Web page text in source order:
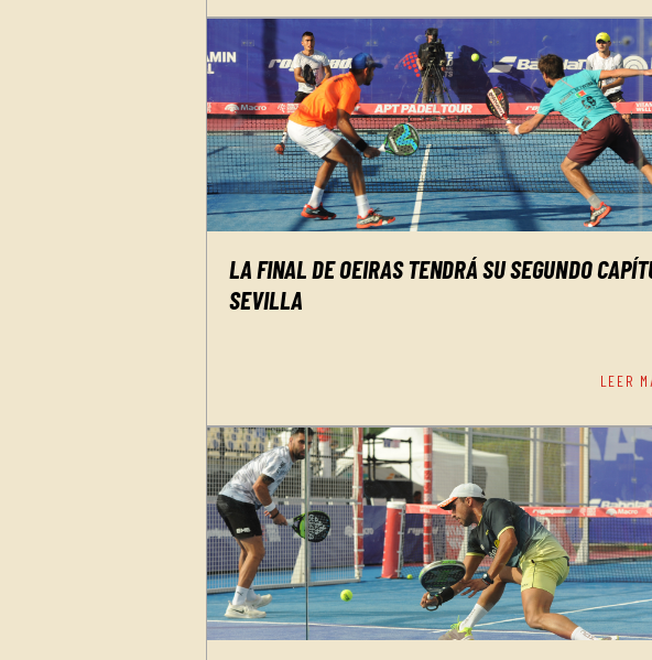
LA FINAL DE OEIRAS TENDRÁ SU SEGUNDO
SEVILLA
LEER